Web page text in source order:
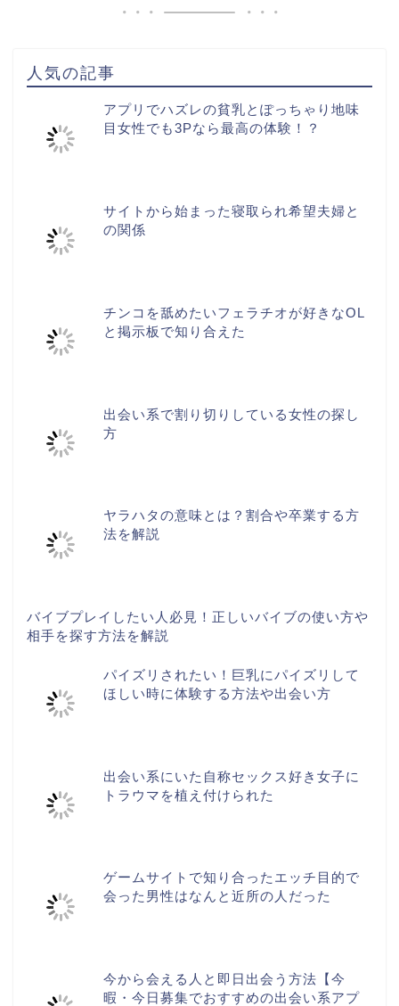
人気の記事
アプリでハズレの貧乳とぽっちゃり地味
目女性でも3Pなら最高の体験！？
サイトから始まった寝取られ希望夫婦と
の関係
チンコを舐めたいフェラチオが好きなOL
と掲示板で知り合えた
出会い系で割り切りしている女性の探し
方
ヤラハタの意味とは？割合や卒業する方
法を解説
バイブプレイしたい人必見！正しいバイブの使い方や
相手を探す方法を解説
パイズリされたい！巨乳にパイズリして
ほしい時に体験する方法や出会い方
出会い系にいた自称セックス好き女子に
トラウマを植え付けられた
ゲームサイトで知り合ったエッチ目的で
会った男性はなんと近所の人だった
今から会える人と即日出会う方法【今
暇・今日募集でおすすめの出会い系アプ